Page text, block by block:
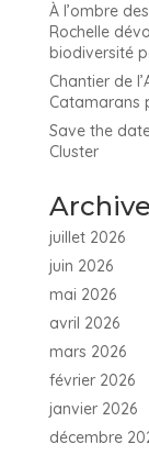
À l’ombre
Rochelle
biodiversité
Chantier de
Catamarans
Save the
Cluster
juillet 2026
juin 2026
mai 2026
avril 2026
mars 2026
février 2026
janvier 2026
décembre